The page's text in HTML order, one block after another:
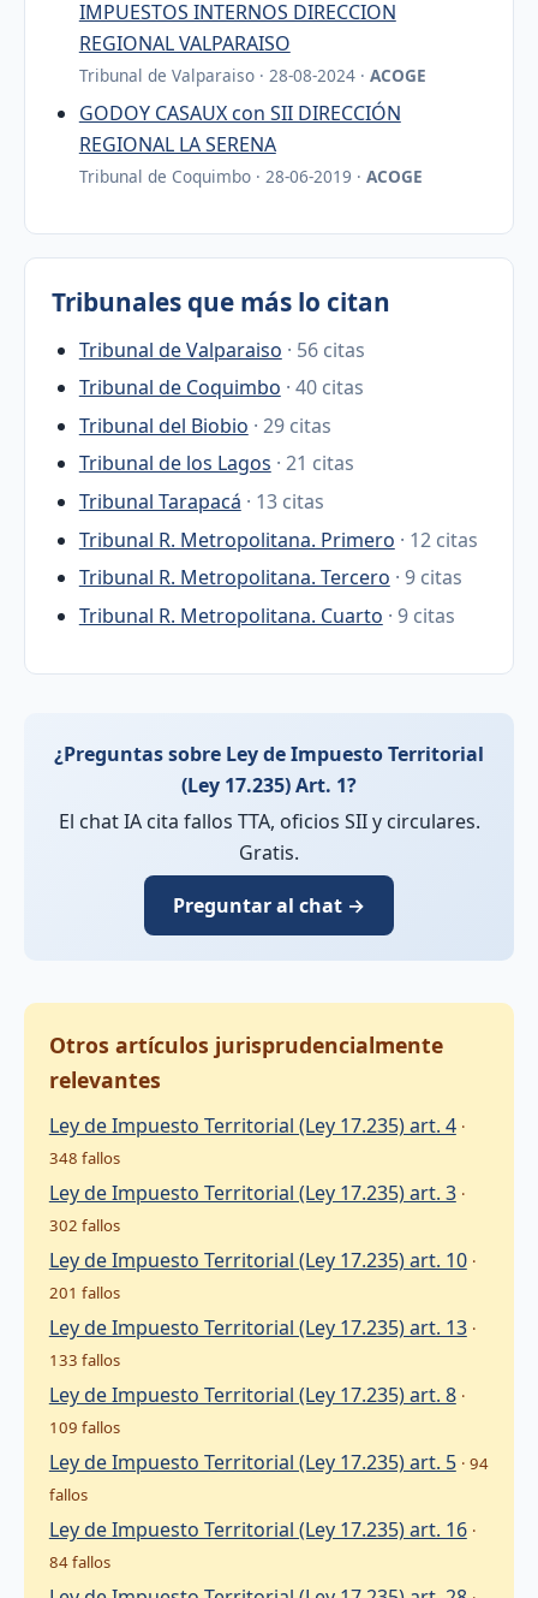
IMPUESTOS INTERNOS DIRECCION
REGIONAL VALPARAISO
Tribunal de Valparaiso · 28-08-2024 · ACOGE
GODOY CASAUX con SII DIRECCIÓN
REGIONAL LA SERENA
Tribunal de Coquimbo · 28-06-2019 · ACOGE
Tribunales que más lo citan
Tribunal de Valparaiso · 56 citas
Tribunal de Coquimbo · 40 citas
Tribunal del Biobio · 29 citas
Tribunal de los Lagos · 21 citas
Tribunal Tarapacá · 13 citas
Tribunal R. Metropolitana. Primero · 12 citas
Tribunal R. Metropolitana. Tercero · 9 citas
Tribunal R. Metropolitana. Cuarto · 9 citas
¿Preguntas sobre Ley de Impuesto Territorial
(Ley 17.235) Art. 1?
El chat IA cita fallos TTA, oficios SII y circulares.
Gratis.
Preguntar al chat →
Otros artículos jurisprudencialmente
relevantes
Ley de Impuesto Territorial (Ley 17.235) art. 4 ·
348 fallos
Ley de Impuesto Territorial (Ley 17.235) art. 3 ·
302 fallos
Ley de Impuesto Territorial (Ley 17.235) art. 10 ·
201 fallos
Ley de Impuesto Territorial (Ley 17.235) art. 13 ·
133 fallos
Ley de Impuesto Territorial (Ley 17.235) art. 8 ·
109 fallos
Ley de Impuesto Territorial (Ley 17.235) art. 5 · 94
fallos
Ley de Impuesto Territorial (Ley 17.235) art. 16 ·
84 fallos